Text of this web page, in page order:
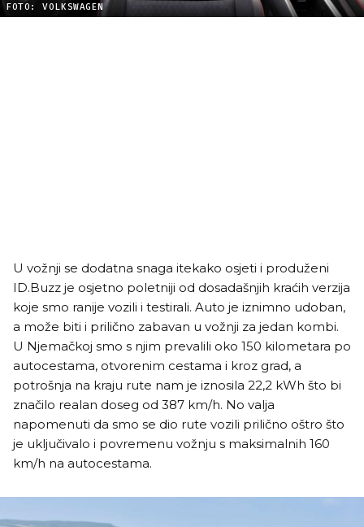
FOTO: VOLKSWAGEN
U vožnji se dodatna snaga itekako osjeti i produženi
ID.Buzz je osjetno poletniji od dosadašnjih kraćih verzija
koje smo ranije vozili i testirali. Auto je iznimno udoban,
a može biti i prilično zabavan u vožnji za jedan kombi.
U Njemačkoj smo s njim prevalili oko 150 kilometara po
autocestama, otvorenim cestama i kroz grad, a
potrošnja na kraju rute nam je iznosila 22,2 kWh što bi
značilo realan doseg od 387 km/h. No valja
napomenuti da smo se dio rute vozili prilično oštro što
je uključivalo i povremenu vožnju s maksimalnih 160
km/h na autocestama.